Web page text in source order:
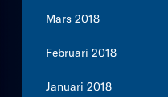
Mars 2018
Februari 2018
Januari 2018